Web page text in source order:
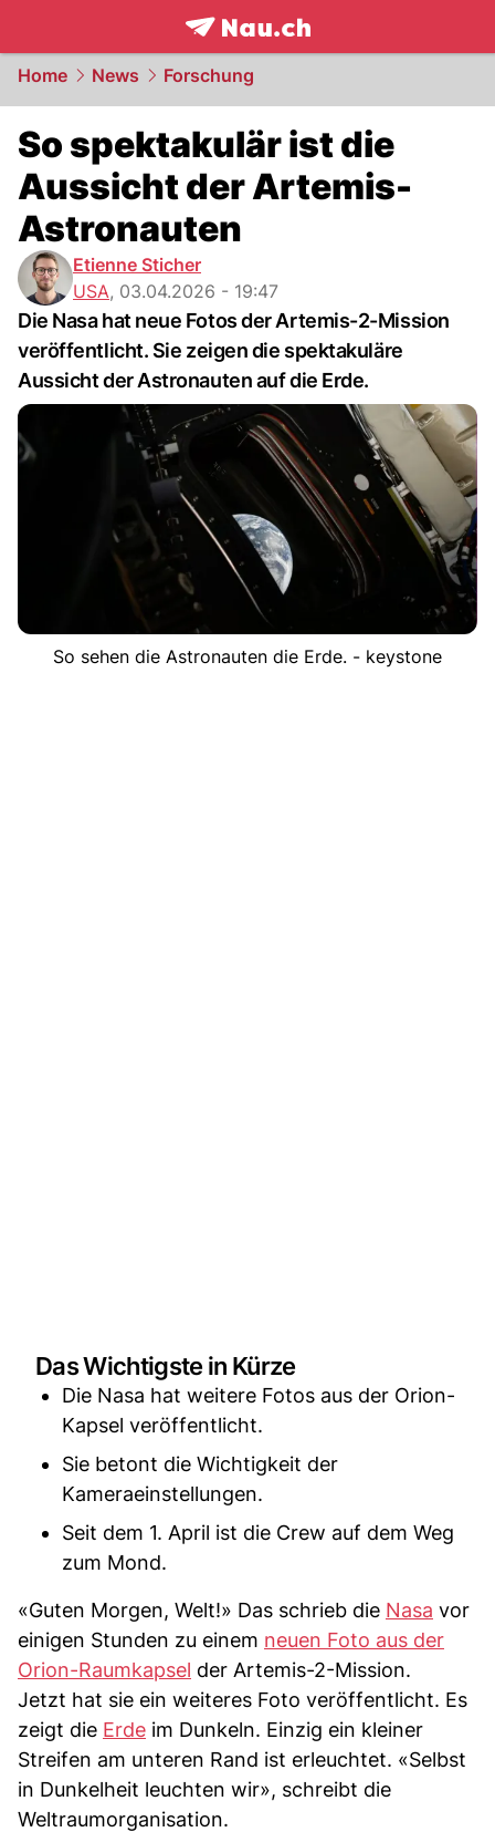
frontpage.NAU.ch
Home News Forschung
So spektakulär ist die
Aussicht der Artemis-
Astronauten
Etienne Sticher
USA, 03.04.2026 - 19:47
Die Nasa hat neue Fotos der Artemis-2-Mission
veröffentlicht. Sie zeigen die spektakuläre
Aussicht der Astronauten auf die Erde.
So sehen die Astronauten die Erde. - keystone
Das Wichtigste in Kürze
Die Nasa hat weitere Fotos aus der Orion-
Kapsel veröffentlicht.
Sie betont die Wichtigkeit der
Kameraeinstellungen.
Seit dem 1. April ist die Crew auf dem Weg
zum Mond.
«Guten Morgen, Welt!» Das schrieb die Nasa vor
einigen Stunden zu einem neuen Foto aus der
Orion-Raumkapsel der Artemis-2-Mission.
Jetzt hat sie ein weiteres Foto veröffentlicht. Es
zeigt die Erde im Dunkeln. Einzig ein kleiner
Streifen am unteren Rand ist erleuchtet. «Selbst
in Dunkelheit leuchten wir», schreibt die
Weltraumorganisation.